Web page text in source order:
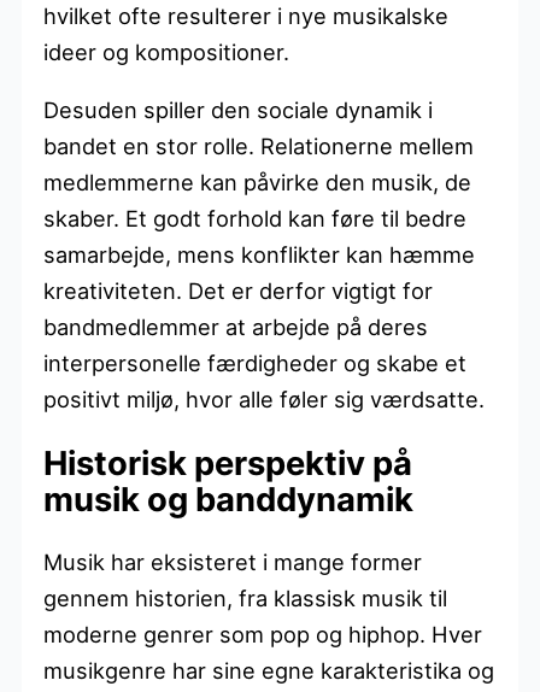
hvilket ofte resulterer i nye musikalske
ideer og kompositioner.
Desuden spiller den sociale dynamik i
bandet en stor rolle. Relationerne mellem
medlemmerne kan påvirke den musik, de
skaber. Et godt forhold kan føre til bedre
samarbejde, mens konflikter kan hæmme
kreativiteten. Det er derfor vigtigt for
bandmedlemmer at arbejde på deres
interpersonelle færdigheder og skabe et
positivt miljø, hvor alle føler sig værdsatte.
Historisk perspektiv på
musik og banddynamik
Musik har eksisteret i mange former
gennem historien, fra klassisk musik til
moderne genrer som pop og hiphop. Hver
musikgenre har sine egne karakteristika og